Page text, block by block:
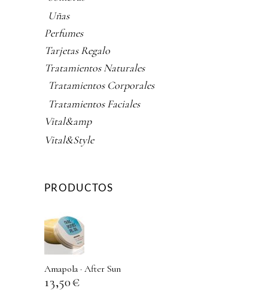
Uñas
Perfumes
Tarjetas Regalo
Tratamientos Naturales
Tratamientos Corporales
Tratamientos Faciales
Vital&amp
Vital&Style
PRODUCTOS
Amapola · After Sun
13,50€